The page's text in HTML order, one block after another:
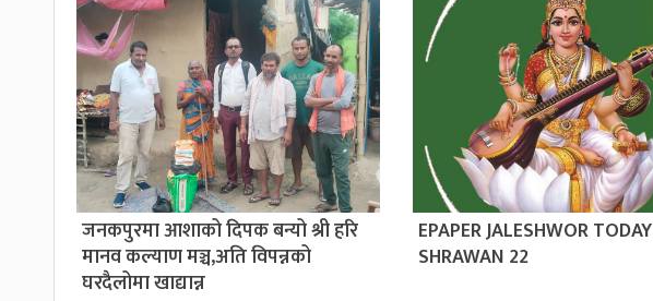
जनकपुरमा आशाको दिपक बन्यो श्री हरि
मानव कल्याण मञ्च,अति विपन्नको
घरदैलोमा खाद्यान्न
EPAPER JALESHWOR TODAY
SHRAWAN 22